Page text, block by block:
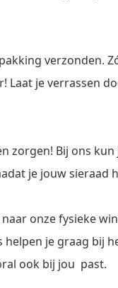
verzonden.
Laat je verrassen
zorgen! Bij ons
je jouw sieraad
onze fysieke
je graag bij
ook bij jou past.